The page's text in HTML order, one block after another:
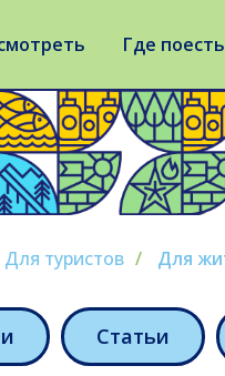
Где поесть
Для туристов / Для
Статьи